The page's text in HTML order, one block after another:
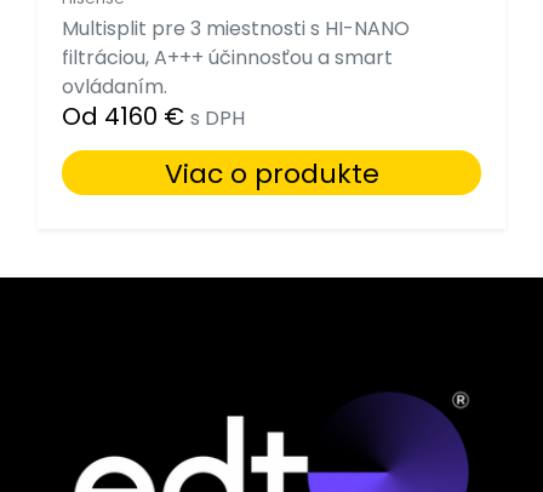
Multisplit pre 3 miestnosti s HI-NANO
filtráciou, A+++ účinnosťou a smart
ovládaním.
Od 4160 € s DPH
Viac o produkte